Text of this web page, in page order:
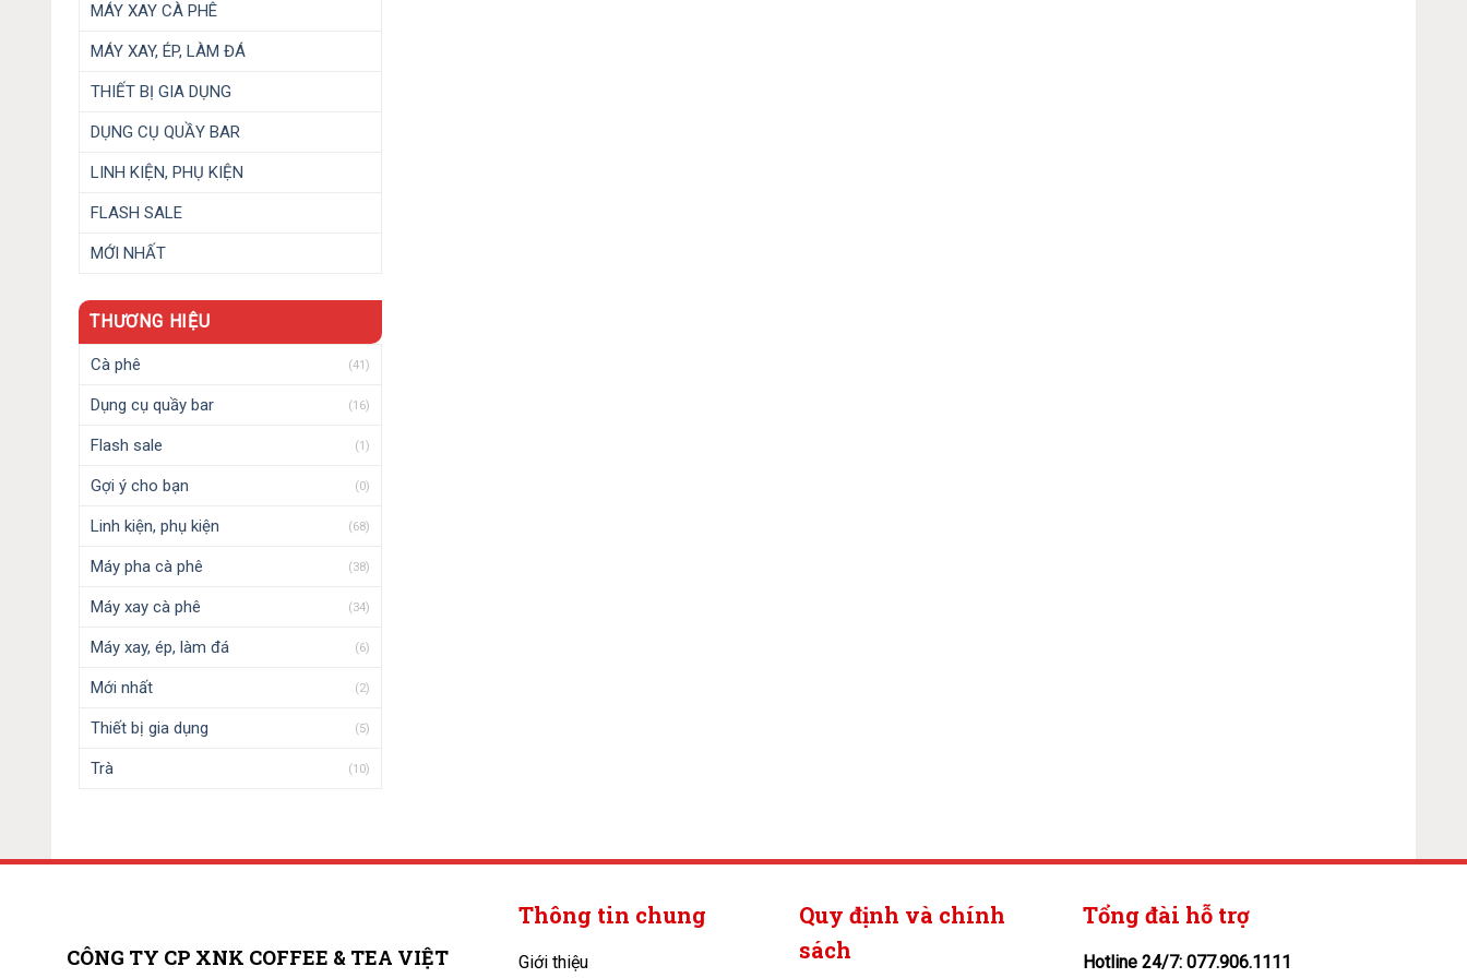
MÁY XAY CÀ PHÊ
MÁY XAY, ÉP, LÀM ĐÁ
THIẾT BỊ GIA DỤNG
DỤNG CỤ QUẦY BAR
LINH KIỆN, PHỤ KIỆN
FLASH SALE
MỚI NHẤT
THƯƠNG HIỆU
Cà phê (41)
Dụng cụ quầy bar (16)
Flash sale (1)
Gợi ý cho bạn (0)
Linh kiện, phụ kiện (68)
Máy pha cà phê (38)
Máy xay cà phê (34)
Máy xay, ép, làm đá (6)
Mới nhất (2)
Thiết bị gia dụng (5)
Trà (10)
CÔNG TY CP XNK COFFEE & TEA VIỆT
Thông tin chung
Giới thiệu
Quy định và chính
sách
Tổng đài hỗ trợ
Hotline 24/7: 077.906.1111